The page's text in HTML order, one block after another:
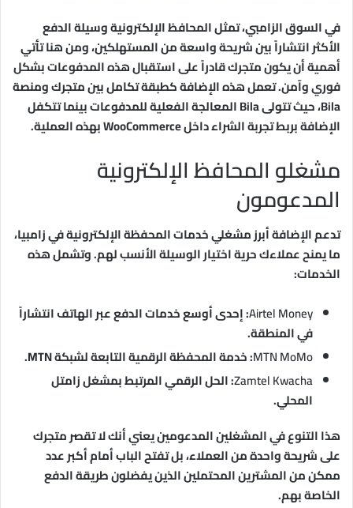
في السوق الزامبي، تمثل المحافظ الإلكترونية وسيلة الدفع
الأكثر انتشاراً بين شريحة واسعة من المستهلكين، ومن هنا تأتي
أهمية أن يكون متجرك قادراً على استقبال هذه المدفوعات بشكل
فوري وآمن. تعمل هذه الإضافة كطبقة تكامل بين متجرك ومنصة
Bila، حيث تتولى Bila المعالجة الفعلية للمدفوعات بينما تتكفل
الإضافة بربط تجربة الشراء داخل WooCommerce بهذه العملية.
مشغلو المحافظ الإلكترونية
المدعومون
تدعم الإضافة أبرز مشغلي خدمات المحفظة الإلكترونية في زامبيا،
ما يمنح عملاءك حرية اختيار الوسيلة الأنسب لهم. وتشمل هذه
الخدمات:
Airtel Money: إحدى أوسع خدمات الدفع عبر الهاتف انتشاراً
في المنطقة.
MTN MoMo: خدمة المحفظة الرقمية التابعة لشبكة MTN.
Zamtel Kwacha: الحل الرقمي المرتبط بمشغل زامتل
المحلي.
هذا التنوع في المشغلين المدعومين يعني أنك لا تقصر متجرك
على شريحة واحدة من العملاء، بل تفتح الباب أمام أكبر عدد
ممكن من المشترين المحتملين الذين يفضلون طريقة الدفع
الخاصة بهم.